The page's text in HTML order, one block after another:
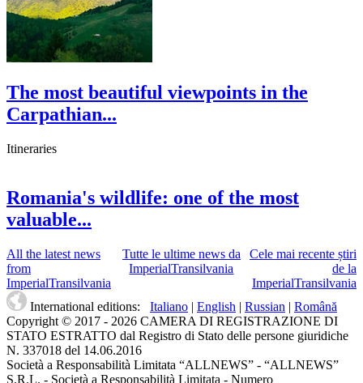
The most beautiful viewpoints in the
Carpathian...
Itineraries
Romania's wildlife: one of the most
valuable...
All the latest news
from
ImperialTransilvania
Tutte le ultime news da
ImperialTransilvania
Cele mai recente știri
de la
ImperialTransilvania
International editions: Italiano | English | Russian | Română
Copyright © 2017 - 2026 CAMERA DI REGISTRAZIONE DI
STATO ESTRATTO dal Registro di Stato delle persone giuridiche
N. 337018 del 14.06.2016
Società a Responsabilità Limitata “ALLNEWS” - “ALLNEWS”
S.R.L. - Società a Responsabilità Limitata - Numero